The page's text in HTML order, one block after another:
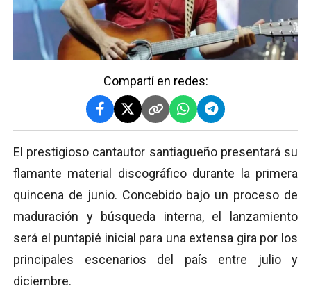
Compartí en redes:
El prestigioso cantautor santiagueño presentará su
flamante material discográfico durante la primera
quincena de junio. Concebido bajo un proceso de
maduración y búsqueda interna, el lanzamiento
será el puntapié inicial para una extensa gira por los
principales escenarios del país entre julio y
diciembre.